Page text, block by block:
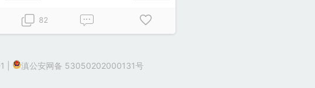
82
滇公安网备 53050202000131号